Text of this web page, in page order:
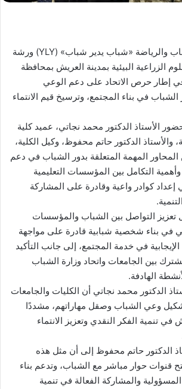
نظّم اتحاد وزارة الشباب والرياضة «شباب يدير شباب» (YLY) ورشة
الزراعية البيئية بمدينة العريش بمحافظة
إطار حرص الاتحاد على دعم الوعي
في بناء المجتمع، وترسيخ قيم الانتماء
الأستاذ الدكتور محمد نجاتي، عميد كلية
والأستاذ الدكتور حاتم محفوظ، وكيل الكلية،
المهمة المتعلقة بدور الشباب في دعم
التكامل بين المؤسسات التعليمية
إعداد كوادر واعية وقادرة على المشاركة
التواصل بين الشباب والمؤسسات
في بناء شخصية شبابية قادرة على مواجهة
في خدمة المجتمع، إلى جانب التأكيد
بين الجامعات واتحاد وزارة الشباب
الهادفة.
الدكتور محمد نجاتي أن الكليات والجامعات
وعي الشباب وصقل مهاراتهم، مشددًا
تنمية الفكر النقدي وتعزيز الانتماء
الدكتور حاتم محفوظ إلى أن مثل هذه
قنوات حوار مباشر مع الشباب، وتدعم بناء
والمشاركة الفعالة في تنمية